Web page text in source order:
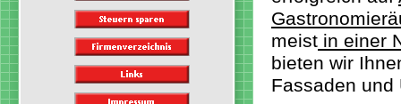
meist in einer
bieten wir
Fassaden und